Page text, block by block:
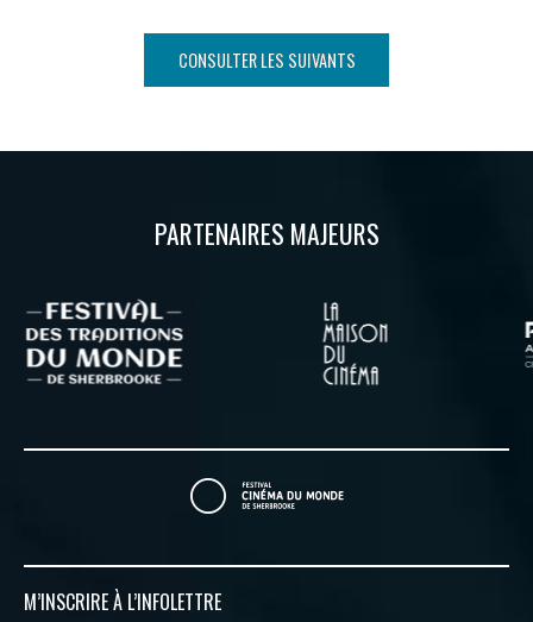
CONSULTER LES SUIVANTS
PARTENAIRES MAJEURS
M’INSCRIRE À L’INFOLETTRE